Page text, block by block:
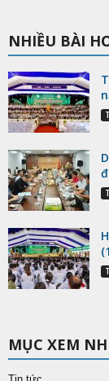
NHIỀU BÀI
MỤC XEM